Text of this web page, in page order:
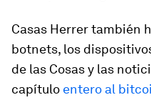
Casas Herrer también
botnets, los
de las Cosas y las
capítulo entero al